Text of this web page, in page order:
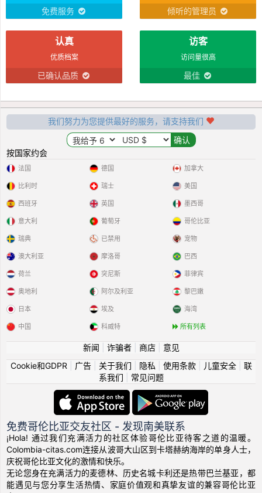
免费服务 倾听的管理员
认真
优质档案
已确认品质
访客
访问量很高
最佳
我们努力为您提供最好的服务，请支持我们
按国家约会
法国
比利时
西班牙
意大利
瑞典
德国
瑞士
英国
葡萄牙
已禁用
加拿大
美国
墨西哥
哥伦比亚
宠物
澳大利亚
荷兰
奥地利
日本
中国
摩洛哥
突尼斯
阿尔及利亚
埃及
科威特
巴西
菲律宾
黎巴嫩
海湾
所有列表
新闻 诈骗者| 商店| 意见
Cookie和GDPR
广告| 关于我们 隐私 使用条款| 儿童安全| 联
系我们
常见问题
免费哥伦比亚交友社区 - 发现南美联系
¡Hola! 通过我们充满活力的社区体验哥伦比亚待客之道的温暖。
Colombia-citas.com连接从波哥大山区到卡塔赫纳海岸的单身人士，
庆祝哥伦比亚文化的激情和快乐。
无论您身在充满活力的麦德林、历史名城卡利还是热带巴兰基亚，都
能遇见与您分享生活热情、家庭价值观和真挚友谊的兼容哥伦比亚